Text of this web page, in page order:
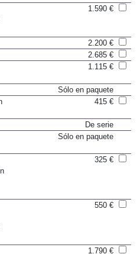
De serie
2.200 €
2.685 €
Sólo en paquete
De serie